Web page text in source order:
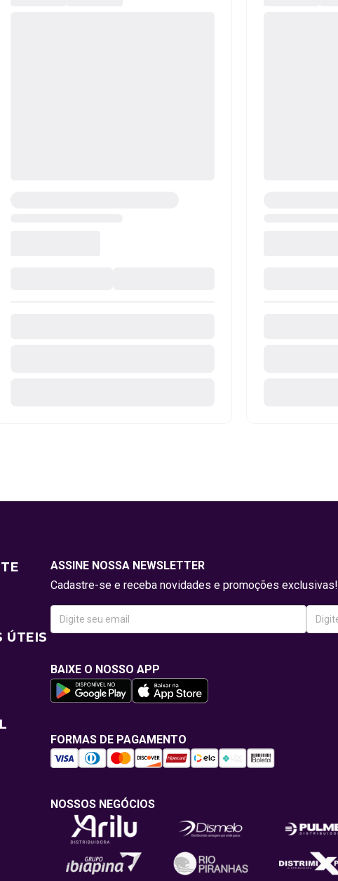
ÚTEIS
ASSINE NOSSA NEWSLETTER
Cadastre-se e receba novidades e promoções exclusivas!
BAIXE O NOSSO APP
FORMAS DE PAGAMENTO
NOSSOS NEGÓCIOS